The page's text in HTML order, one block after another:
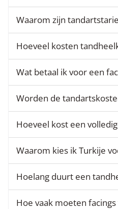
Waarom zijn
Hoeveel kosten
Wat betaal ik voor een
Worden de
Hoeveel kost een
Waarom kies ik Turkije
Hoelang duurt een
Hoe vaak moeten